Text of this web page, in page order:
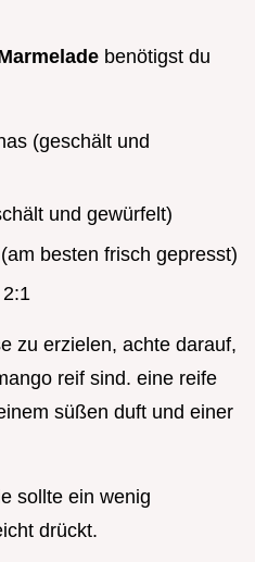
benötigst du
(geschält und
und gewürfelt)
(am besten frisch gepresst)
zu erzielen, achte darauf,
reif sind. eine reife
süßen duft und einer
sollte ein wenig
drückt.